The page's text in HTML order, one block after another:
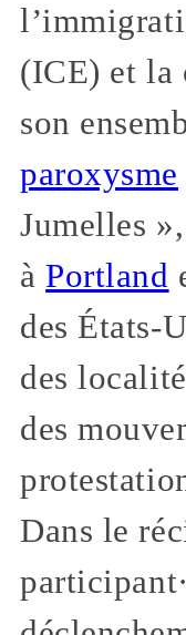
(ICE) et la
son
paroxysme
Jumelles
à Portland
des États-
des
des
Dans le